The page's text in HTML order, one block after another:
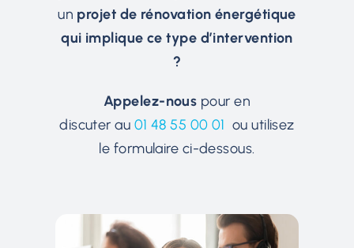
un projet de rénovation énergétique
qui implique ce type d’intervention
?
Appelez-nous pour en
discuter au 01 48 55 00 01 ou utilisez
le formulaire ci-dessous.